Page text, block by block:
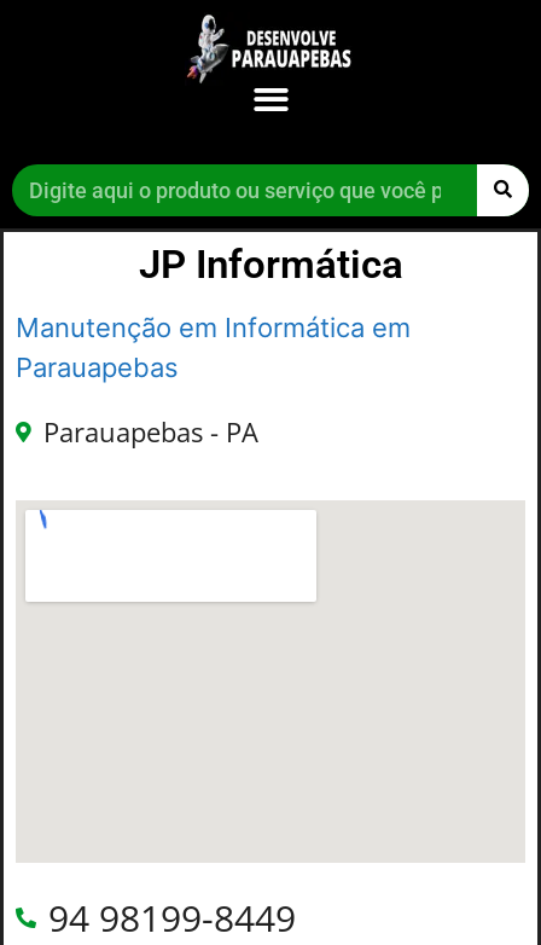
JP Informática
Manutenção em Informática em
Parauapebas
Parauapebas - PA
94 98199-8449